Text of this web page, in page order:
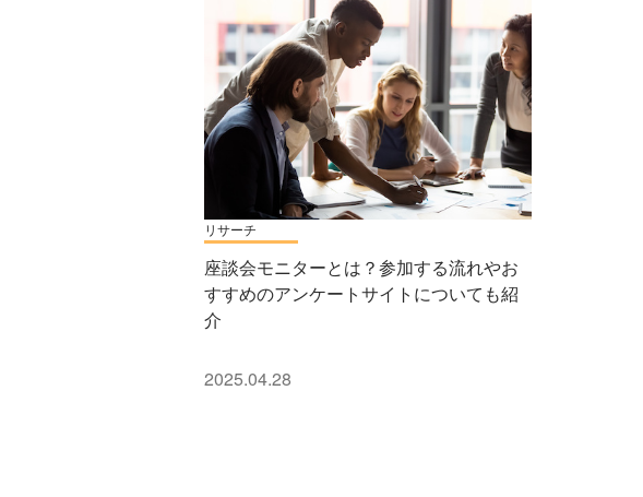
リサーチ
座談会モニターとは？参加する流れやお
すすめのアンケートサイトについても紹
介
2025.04.28